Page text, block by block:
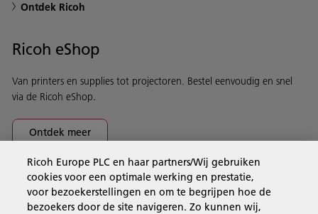
Ontdek Ricoh
Ricoh eShop
Van printers en supplies tot projectoren. Bestel eenvoudig en snel
via de Ricoh eShop.
Ontdek meer
Business Solutions
Ricoh Europe PLC en haar partners/Wij gebruiken
cookies voor een optimale werking en prestatie,
voor bezoekerstellingen en om te begrijpen hoe de
bezoekers door de site navigeren. Zo kunnen wij,